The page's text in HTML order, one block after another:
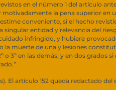
en el número 1 del artículo
la pena superior en
conveniente, si el hecho
singular entidad y relevancia del
infringido, y hubiere
la muerte de una y lesiones
o 3º en las demás, y en dos grados
El artículo 152 queda redactado